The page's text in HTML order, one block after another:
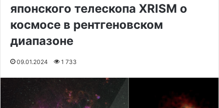
японского телескопа XRISM о
космосе в рентгеновском
диапазоне
09.01.2024 1 733